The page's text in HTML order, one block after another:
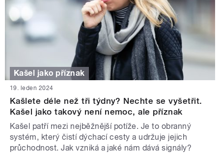
Kašel jako příznak
19. leden 2024
Kašlete déle než tři týdny? Nechte se vyšetřit.
Kašel jako takový není nemoc, ale příznak
Kašel patří mezi nejběžnější potíže. Je to obranný
systém, který čistí dýchací cesty a udržuje jejich
průchodnost. Jak vzniká a jaké nám dává signály?